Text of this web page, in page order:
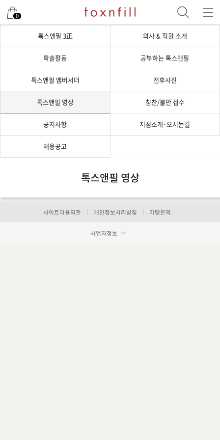
0
톡스앤필 3正 의사 & 직원 소개
학술활동 공부하는 톡스앤필
톡스앤필 앰버서더 전후사진
톡스앤필 영상 칭찬/불만 접수
공지사항 지점소개·오시는길
채용공고
톡스앤필 영상
사이트이용약관 개인정보처리방침 가맹문의
사업자정보